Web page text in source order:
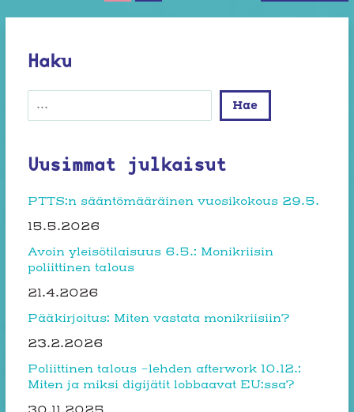
Haku
Hae
Uusimmat julkaisut
PTTS:n sääntömääräinen vuosikokous 29.5.
15.5.2026
Avoin yleisötilaisuus 6.5.: Monikriisin
poliittinen talous
21.4.2026
Pääkirjoitus: Miten vastata monikriisiin?
23.2.2026
Poliittinen talous -lehden afterwork 10.12.:
Miten ja miksi digijätit lobbaavat EU:ssa?